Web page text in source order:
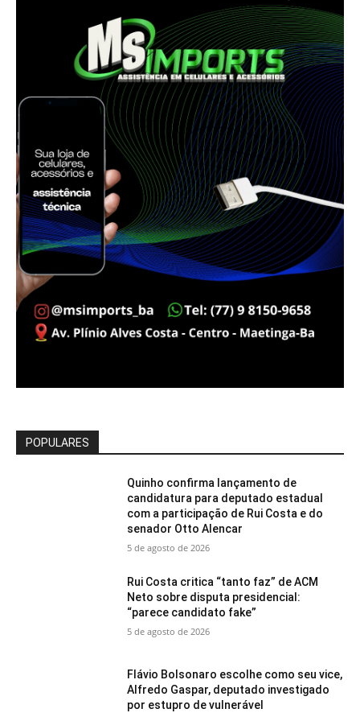
POPULARES
Quinho confirma lançamento de
candidatura para deputado estadual
com a participação de Rui Costa e do
senador Otto Alencar
5 de agosto de 2026
Rui Costa critica “tanto faz” de ACM
Neto sobre disputa presidencial:
“parece candidato fake”
5 de agosto de 2026
Flávio Bolsonaro escolhe como seu vice,
Alfredo Gaspar, deputado investigado
por estupro de vulnerável